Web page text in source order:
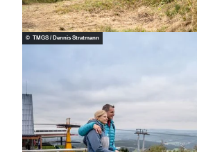
© TMGS / Dennis Stratmann